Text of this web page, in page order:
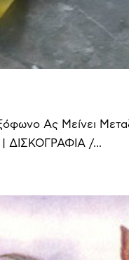
Ας Μείνει
| ΔΙΣΚΟΓΡΑΦΙΑ /...